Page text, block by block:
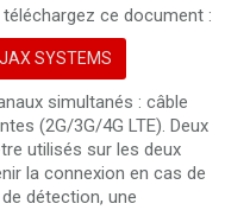
avec caméra et photo
Outdoor (PhOD) pou
avec caméra Ajax
Hub 2
avec capteur de
pour alarm
téléchargez ce document :
SYSTEMS
simultanés : câble
(2G/3G/4G LTE). Deux
utilisés sur les deux
la connexion en cas de
détection, une